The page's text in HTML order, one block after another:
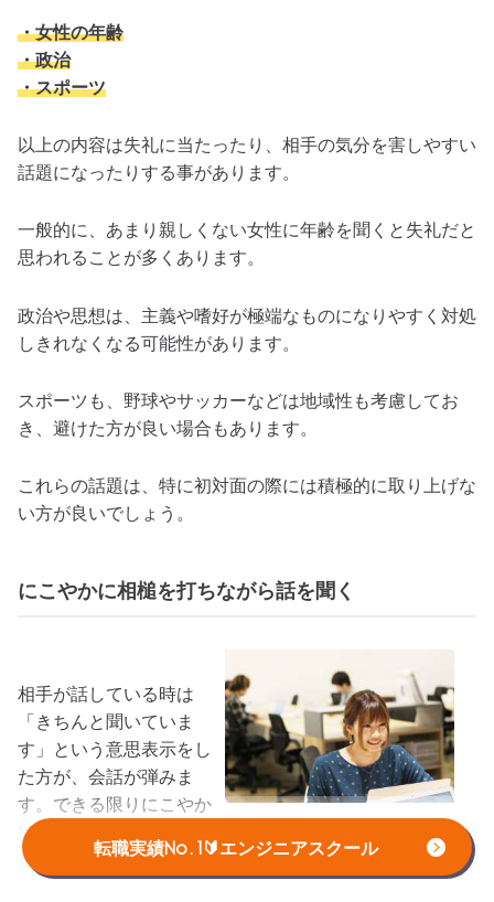
転職実績No.1🔰エンジニアスクール
・女性の年齢
・政治
・スポーツ
以上の内容は失礼に当たったり、相手の気分を害しやすい
話題になったりする事があります。
一般的に、あまり親しくない女性に年齢を聞くと失礼だと
思われることが多くあります。
政治や思想は、主義や嗜好が極端なものになりやすく対処
しきれなくなる可能性があります。
スポーツも、野球やサッカーなどは地域性も考慮してお
き、避けた方が良い場合もあります。
これらの話題は、特に初対面の際には積極的に取り上げな
い方が良いでしょう。
にこやかに相槌を打ちながら話を聞く
相手が話している時は
「きちんと聞いていま
す」という意思表示をし
た方が、会話が弾みま
す。できる限りにこやか
に、相槌を打ちながら話すよう心がけてみましょう。